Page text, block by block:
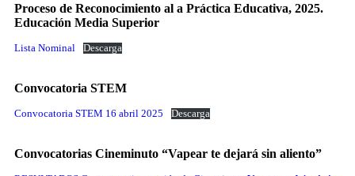
Proceso de Reconocimiento al a Práctica Educativa, 2025.
Educación Media Superior
Lista Nominal Descarga
Convocatoria STEM
Convocatoria STEM 16 abril 2025 Descarga
Convocatorias Cineminuto “Vapear te dejará sin aliento”